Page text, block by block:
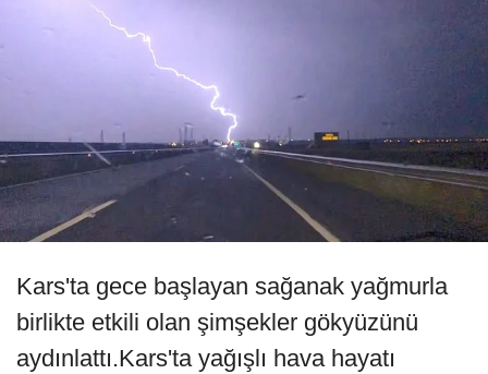
Kars'ta gece başlayan sağanak yağmurla
birlikte etkili olan şimşekler gökyüzünü
aydınlattı.Kars'ta yağışlı hava hayatı